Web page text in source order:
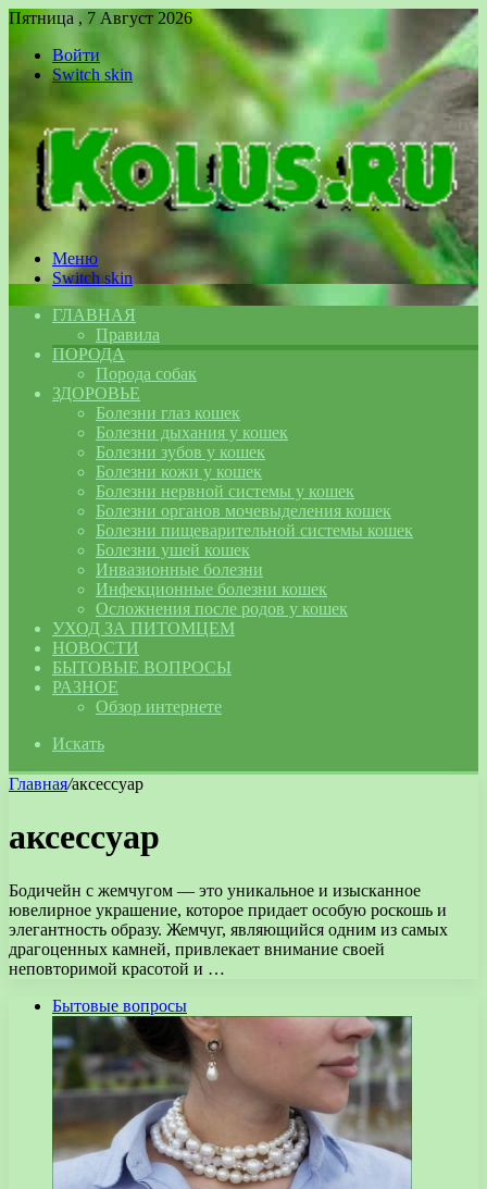
Пятница , 7 Август 2026
Войти
Switch skin
Меню
Switch skin
ГЛАВНАЯ
Правила
ПОРОДА
Порода собак
ЗДОРОВЬЕ
Болезни глаз кошек
Болезни дыхания у кошек
Болезни зубов у кошек
Болезни кожи у кошек
Болезни нервной системы у кошек
Болезни органов мочевыделения кошек
Болезни пищеварительной системы кошек
Болезни ушей кошек
Инвазионные болезни
Инфекционные болезни кошек
Осложнения после родов у кошек
УХОД ЗА ПИТОМЦЕМ
НОВОСТИ
БЫТОВЫЕ ВОПРОСЫ
РАЗНОЕ
Обзор интернете
Искать
Главная/аксессуар
аксессуар
Бодичейн с жемчугом — это уникальное и изысканное
ювелирное украшение, которое придает особую роскошь и
элегантность образу. Жемчуг, являющийся одним из самых
драгоценных камней, привлекает внимание своей
неповторимой красотой и …
Бытовые вопросы